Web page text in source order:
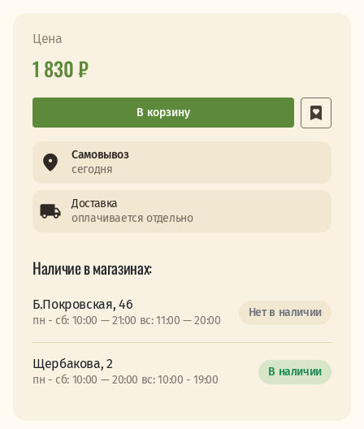
Цена
1 830 ₽
В корзину
Самовывоз
сегодня
Доставка
оплачивается отдельно
Наличие в магазинах:
Б.Покровская, 46
пн - сб: 10:00 — 21:00 вс: 11:00 — 20:00
Нет в наличии
Щербакова, 2
пн - сб: 10:00 — 20:00 вс: 10:00 - 19:00
В наличии